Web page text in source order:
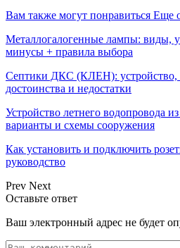
Вам также могут понравиться Еще
Металлогалогенные лампы: виды,
минусы + правила выбора
Септики ДКС (КЛЕН): устройство,
достоинства и недостатки
Устройство летнего водопровода
варианты и схемы сооружения
Как установить и подключить
руководство
Prev Next
Оставьте ответ
Ваш электронный адрес не будет